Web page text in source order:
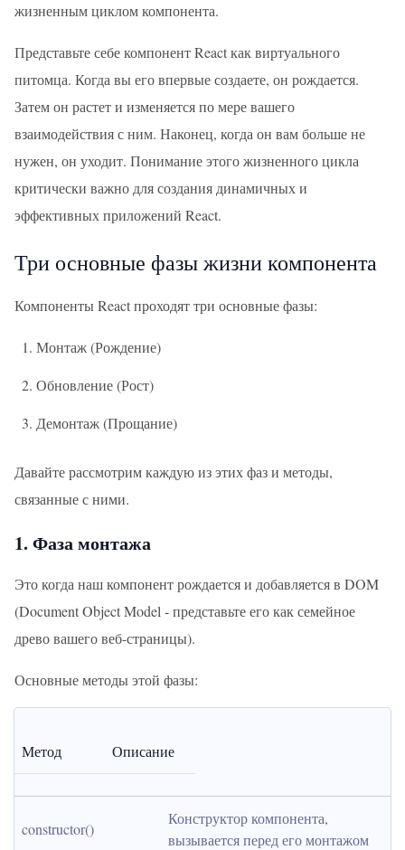
жизненным циклом компонента.
Представьте себе компонент React как виртуального
питомца. Когда вы его впервые создаете, он рождается.
Затем он растет и изменяется по мере вашего
взаимодействия с ним. Наконец, когда он вам больше не
нужен, он уходит. Понимание этого жизненного цикла
критически важно для создания динамичных и
эффективных приложений React.
Три основные фазы жизни компонента
Компоненты React проходят три основные фазы:
Монтаж (Рождение)
Обновление (Рост)
Демонтаж (Прощание)
Давайте рассмотрим каждую из этих фаз и методы,
связанные с ними.
1. Фаза монтажа
Это когда наш компонент рождается и добавляется в DOM
(Document Object Model - представьте его как семейное
древо вашего веб-страницы).
Основные методы этой фазы:
Метод Описание
constructor()
Конструктор компонента,
вызывается перед его монтажом